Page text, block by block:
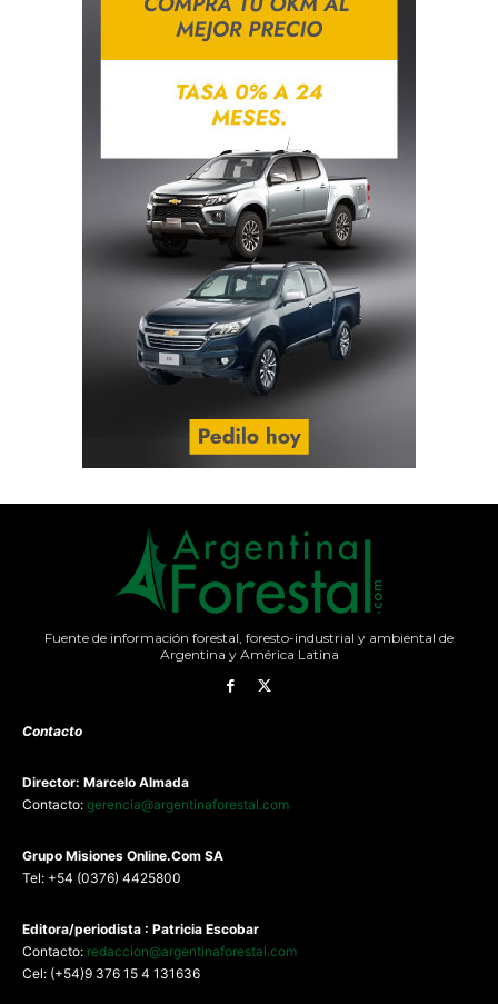
Fuente de información forestal, foresto-industrial y ambiental de
Argentina y América Latina
Contacto
Director: Marcelo Almada
Contacto: gerencia@argentinaforestal.com
Grupo Misiones Online.Com SA
Tel: +54 (0376) 4425800
Editora/periodista : Patricia Escobar
Contacto: redaccion@argentinaforestal.com
Cel: (+54)9 376 15 4 131636